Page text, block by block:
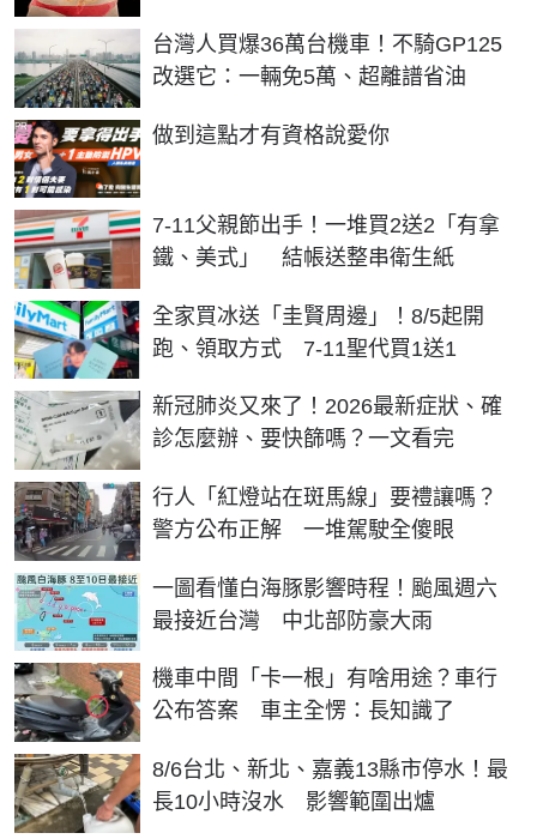
台灣人買爆36萬台機車！不騎GP125
改選它：一輛免5萬、超離譜省油
做到這點才有資格說愛你
PR
7-11父親節出手！一堆買2送2「有拿
鐵、美式」 結帳送整串衛生紙
全家買冰送「圭賢周邊」！8/5起開
跑、領取方式 7-11聖代買1送1
新冠肺炎又來了！2026最新症狀、確
診怎麼辦、要快篩嗎？一文看完
行人「紅燈站在斑馬線」要禮讓嗎？
警方公布正解 一堆駕駛全傻眼
一圖看懂白海豚影響時程！颱風週六
最接近台灣 中北部防豪大雨
機車中間「卡一根」有啥用途？車行
公布答案 車主全愣：長知識了
8/6台北、新北、嘉義13縣市停水！最
長10小時沒水 影響範圍出爐